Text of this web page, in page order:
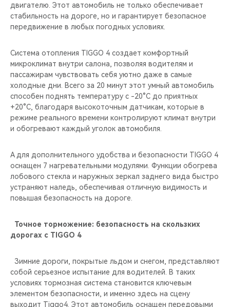
двигателю. Этот автомобиль не только обеспечивает
стабильность на дороге, но и гарантирует безопасное
передвижение в любых погодных условиях.
Система отопления TIGGO 4 создает комфортный
микроклимат внутри салона, позволяя водителям и
пассажирам чувствовать себя уютно даже в самые
холодные дни. Всего за 20 минут этот умный автомобиль
способен поднять температуру с -20°C до приятных
+20°C, благодаря высокоточным датчикам, которые в
режиме реального времени контролируют климат внутри
и обогревают каждый уголок автомобиля.
А для дополнительного удобства и безопасности TIGGO 4
оснащен 7 нагревательными модулями. Функции обогрева
лобового стекла и наружных зеркал заднего вида быстро
устраняют наледь, обеспечивая отличную видимость и
повышая безопасность на дороге.
Точное торможение: безопасность на скользких
дорогах с TIGGO 4
Зимние дороги, покрытые льдом и снегом, представляют
собой серьезное испытание для водителей. В таких
условиях тормозная система становится ключевым
элементом безопасности, и именно здесь на сцену
выходит Tiggo4. Этот автомобиль оснащен передовыми